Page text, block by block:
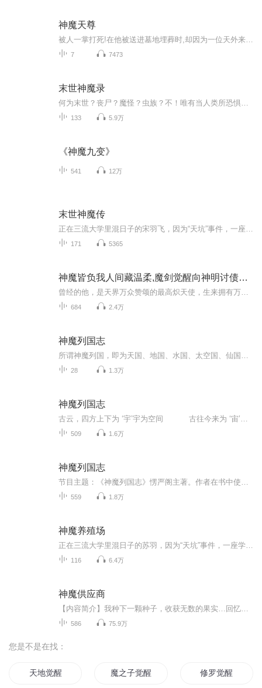
神魔天尊
7 7473
末世神魔录
133 5.9万
《神魔九变》
541 12万
末世神魔传
171 5365
神魔皆负我人间藏温柔,魔剑觉醒向神明讨债爱恨难两全
684 2.4万
神魔列国志
28 1.3万
神魔列国志
509 1.6万
神魔列国志
559 1.8万
神魔养殖场
116 6.4万
神魔供应商
586 75.9万
您是不是在找：
天地觉醒 魔之子觉醒 修罗觉醒